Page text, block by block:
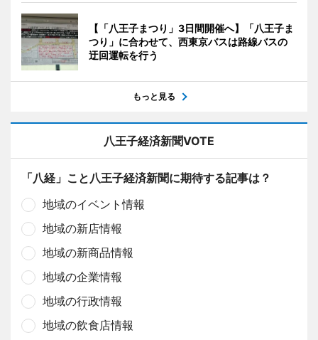
【「八王子まつり」3日間開催へ】「八王子ま
つり」に合わせて、西東京バスは路線バスの
迂回運転を行う
もっと見る
八王子経済新聞VOTE
「八経」こと八王子経済新聞に期待する記事は？
地域のイベント情報
地域の新店情報
地域の新商品情報
地域の企業情報
地域の行政情報
地域の飲食店情報